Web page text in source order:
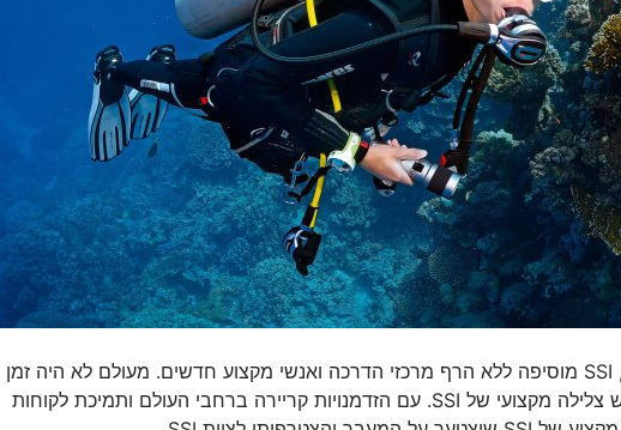
כסוכנות ההדרכה הצומחת ביותר בעולם, SSI מוסיפה ללא הרף מרכזי הדרכה ואנשי מקצוע חדשים. מעולם לא היה זמן
טוב יותר לעשות את המעבר ולהפוך לאיש צלילה מקצועי של SSI. עם הזדמנויות קריירה ברחבי העולם ותמיכת לקוחות